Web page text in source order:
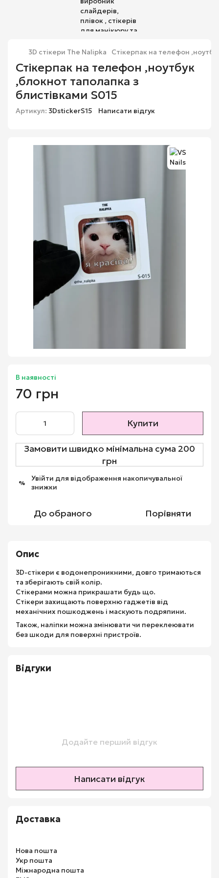
3D стікери The Nalipka Стікерпак на телефон
Стікерпак на телефон ,ноутбук
,блокнот таполапка з
блистівками S015
Артикул: 3DstickerS15 Написати відгук
В наявності
70 грн
Купити
Замовити швидко мінімальна сума 200
грн
% Увійти для відображення накопичувальної
знижки
До обраного Порівняти
Опис
3D-стікери є водонепроникними, довго тримаються
та зберігають свій колір.
Стікерами можна прикрашати будь що.
Стікери захищають поверхню гаджетів від
механічних пошкоджень і маскують подряпини.
Також, наліпки можна змінювати чи переклеювати
без шкоди для поверхні пристроїв.
Відгуки
Додайте перший відгук
Написати відгук
Доставка
Нова пошта
Укр пошта
Міжнародна пошта